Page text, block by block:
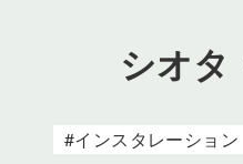
シオタ
インスタレーション